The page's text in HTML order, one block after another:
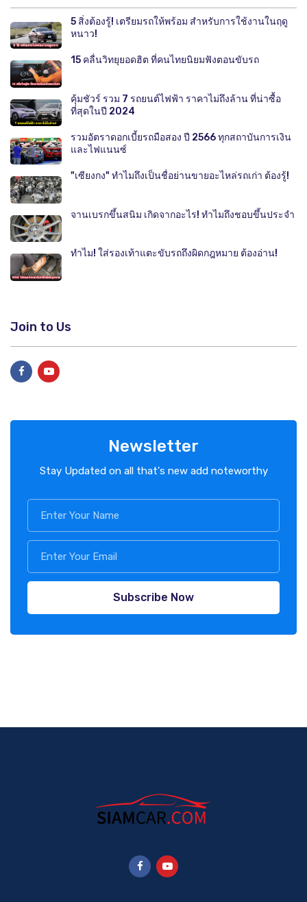
5 สิ่งต้องรู้! เตรียมรถให้พร้อม สำหรับการใช้งานในฤดู
หนาว!
15 คลื่นวิทยุยอดฮิต ที่คนไทยนิยมฟังตอนขับรถ
คุ้มชัวร์ รวม 7 รถยนต์ไฟฟ้า ราคาไม่ถึงล้าน ที่น่าซื้อ
ที่สุดในปี 2024
รวมอัตราดอกเบี้ยรถมือสอง ปี 2566 ทุกสถาบันการเงิน
และไฟแนนซ์
"เซียงกง" ทำไมถึงเป็นชื่อย่านขายอะไหล่รถเก่า ต้องรู้!
จานเบรกขึ้นสนิม เกิดจากอะไร! ทำไมถึงชอบขึ้นประจำ
ทำไม! ใส่รองเท้าแตะขับรถถึงผิดกฎหมาย ต้องอ่าน!
Join to Us
Newsletter
Stay Updated on all that's new add noteworthy
Subscribe Now